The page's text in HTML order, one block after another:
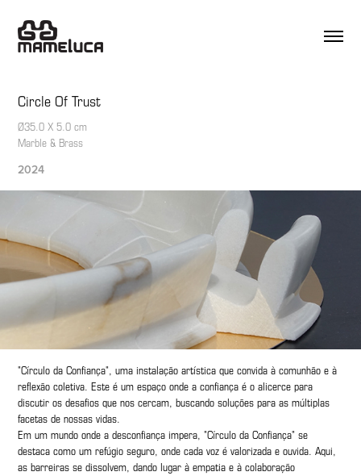
Circle Of Trust
Ø35.0 X 5.0 cm
Marble & Brass
2024
"Círculo da Confiança", uma instalação artística que convida à comunhão e à
reflexão coletiva. Este é um espaço onde a confiança é o alicerce para
discutir os desafios que nos cercam, buscando soluções para as múltiplas
facetas de nossas vidas.
Em um mundo onde a desconfiança impera, "Círculo da Confiança" se
destaca como um refúgio seguro, onde cada voz é valorizada e ouvida. Aqui,
as barreiras se dissolvem, dando lugar à empatia e à colaboração